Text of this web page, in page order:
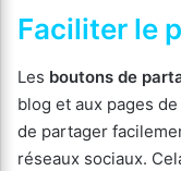
Faciliter le
Les boutons de
blog et aux pages
de partager
réseaux sociaux.